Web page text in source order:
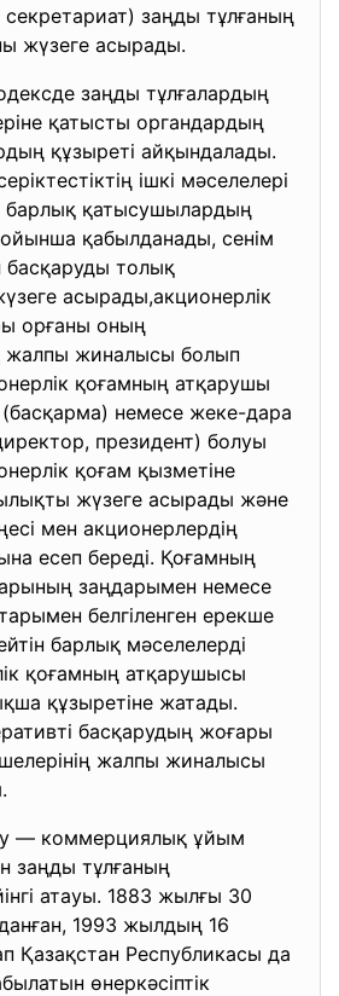
заңды тұлғаның
жүзеге асырады.
заңды тұлғалардың
қатысты органдардың
құзыреті айқындалады.
ішкі мәселелері
барлық қатысушылардың
қабылданады, сенім
басқаруды толық
асырады,акционерлік
орғаны оның
жалпы жиналысы болып
қоғамның атқарушы
немесе жеке-дара
президент) болуы
қоғам қызметіне
жүзеге асырады және
мен акционерлердің
есеп береді. Қоғамның
заңдарымен немесе
белгіленген ерекше
барлық мәселелерді
қоғамның атқарушысы
құзыретіне жатады.
басқарудың жоғары
жалпы жиналысы
–– коммерциялық ұйым
заңды тұлғаның
атауы. 1883 жылғы 30
1993 жылдың 16
Қазақстан Республикасы да
өнеркәсіптік